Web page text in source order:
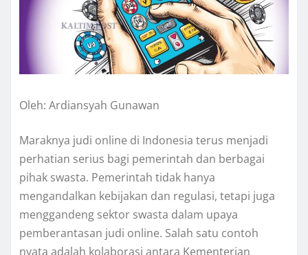
Oleh: Ardiansyah Gunawan
Maraknya judi online di Indonesia terus menjadi
perhatian serius bagi pemerintah dan berbagai
pihak swasta. Pemerintah tidak hanya
mengandalkan kebijakan dan regulasi, tetapi juga
menggandeng sektor swasta dalam upaya
pemberantasan judi online. Salah satu contoh
nyata adalah kolaborasi antara Kementerian